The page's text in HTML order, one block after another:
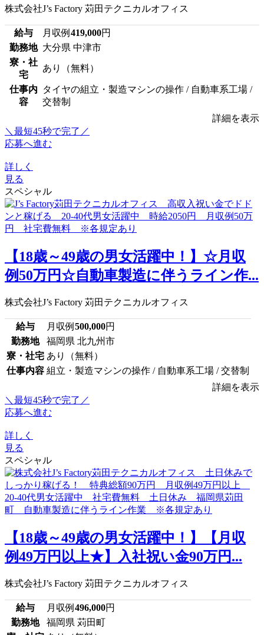
株式会社J’s Factory 苅田テクニカルオフィス
給与 月収例 419,000円
勤務地 大分県 中津市
寮・社
宅
あり（無料）
仕事内
容
タイヤの組立・製造マシンの操作 / 自動車系工場 /
交替制
詳細を表示
＼最短45秒で完了／
応募へ進む
詳しく
見る
スペシャル
【18歳～49歳の男女活躍中！】☆月収
例50万円☆自動車製造に伴うライン作...
株式会社J’s Factory 苅田テクニカルオフィス
給与 月収例 500,000円
勤務地
福岡県 北九州市
寮・社宅 あり（無料）
仕事内容 組立・製造マシンの操作 / 自動車系工場 / 交替制
詳細を表示
＼最短45秒で完了／
応募へ進む
詳しく
見る
スペシャル
【18歳～49歳の男女活躍中！】【月収
例49万円以上★】入社祝い金90万円...
株式会社J’s Factory 苅田テクニカルオフィス
給与 月収例 496,000円
勤務地
福岡県 苅田町